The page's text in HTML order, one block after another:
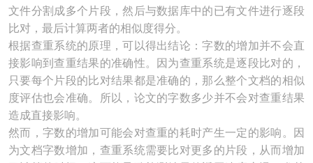
文件分割成多个片段，然后与数据库中的已有文件进行逐段
比对，最后计算两者的相似度得分。
根据查重系统的原理，可以得出结论：字数的增加并不会直
接影响到查重结果的准确性。因为查重系统是逐段比对的，
只要每个片段的比对结果都是准确的，那么整个文档的相似
度评估也会准确。所以，论文的字数多少并不会对查重结果
造成直接影响。
然而，字数的增加可能会对查重的耗时产生一定的影响。因
为文档字数增加，查重系统需要比对更多的片段，从而增加